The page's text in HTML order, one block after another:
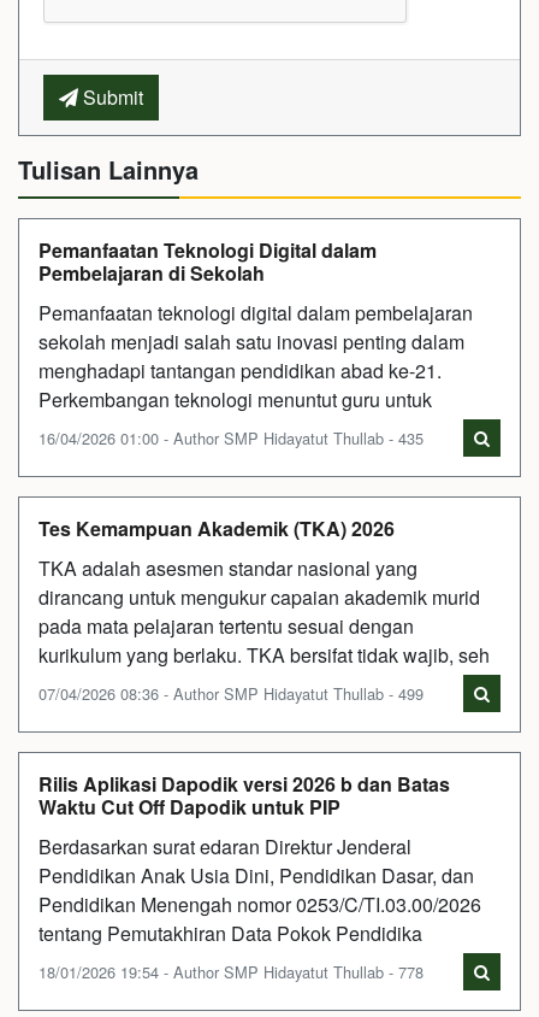
Submit
Tulisan Lainnya
Pemanfaatan Teknologi Digital dalam
Pembelajaran di Sekolah
Pemanfaatan teknologi digital dalam pembelajaran
sekolah menjadi salah satu inovasi penting dalam
menghadapi tantangan pendidikan abad ke-21.
Perkembangan teknologi menuntut guru untuk
16/04/2026 01:00 - Author SMP Hidayatut Thullab - 435
Tes Kemampuan Akademik (TKA) 2026
TKA adalah asesmen standar nasional yang
dirancang untuk mengukur capaian akademik murid
pada mata pelajaran tertentu sesuai dengan
kurikulum yang berlaku. TKA bersifat tidak wajib, seh
07/04/2026 08:36 - Author SMP Hidayatut Thullab - 499
Rilis Aplikasi Dapodik versi 2026 b dan Batas
Waktu Cut Off Dapodik untuk PIP
Berdasarkan surat edaran Direktur Jenderal
Pendidikan Anak Usia Dini, Pendidikan Dasar, dan
Pendidikan Menengah nomor 0253/C/TI.03.00/2026
tentang Pemutakhiran Data Pokok Pendidika
18/01/2026 19:54 - Author SMP Hidayatut Thullab - 778